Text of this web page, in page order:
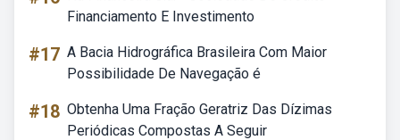
Financiamento E Investimento
#17 A Bacia Hidrográfica Brasileira Com Maior
Possibilidade De Navegação é
#18 Obtenha Uma Fração Geratriz Das Dízimas
Periódicas Compostas A Seguir